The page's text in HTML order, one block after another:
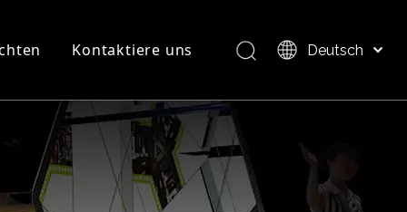
Produktübersicht
Kontaktiere uns Deutsch
العربية
日本語
Pусский
Nederlands